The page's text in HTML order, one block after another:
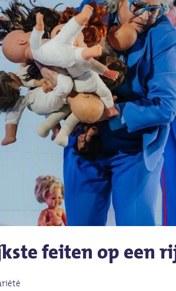
feiten op een